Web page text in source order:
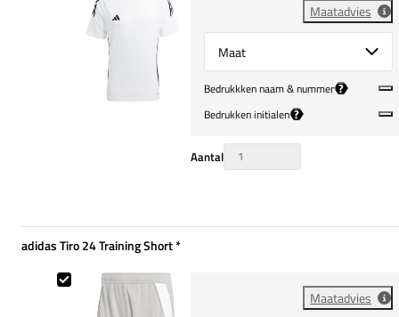
Maatadvies
Select {option} for {name}
Bedrukkken naam & nummer ?
Bedrukken initialen ?
Aantal
adidas Tiro 24 Training Short*
Maatadvies
adidas Tiro 24 Training Short